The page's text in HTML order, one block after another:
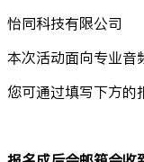
怡同科技有限公司
本次活动面向专业音
您可通过填写下方的